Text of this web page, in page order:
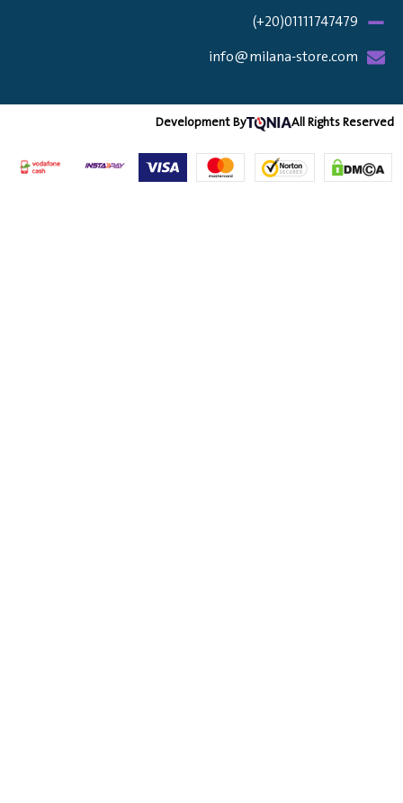
01111747479(20+)
info@milana-store.com
All Rights
Development By